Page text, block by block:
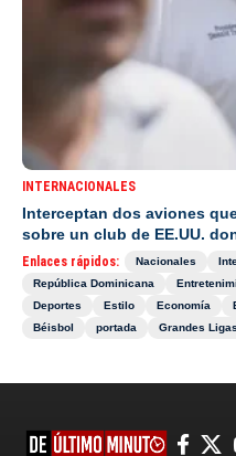
INTERNACIONALES
Interceptan dos aviones
sobre un club de EE.UU.
Enlaces rápidos: Nacionales
República Dominicana
Deportes
Estilo Economía
Béisbol
portada Grandes Ligas